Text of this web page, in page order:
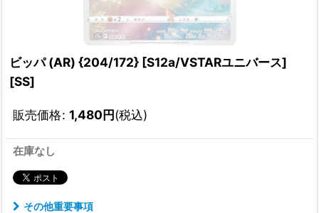
ビッパ (AR) {204/172} [S12a/VSTARユニバース]
[SS]
販売価格: 1,480円(税込)
在庫なし
その他重要事項